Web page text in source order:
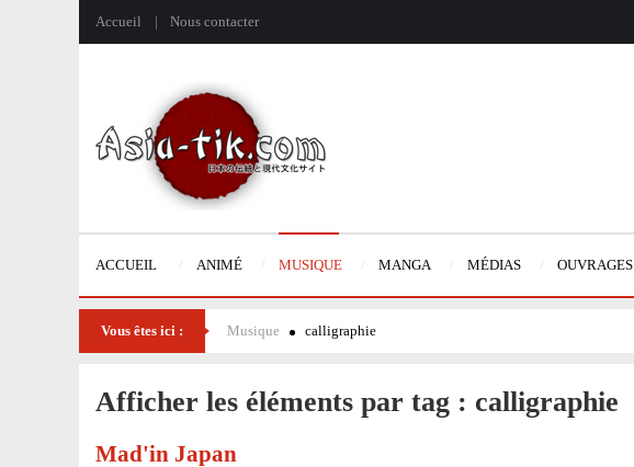
Accueil Nous contacter
ACCUEIL ANIMÉ MUSIQUE MANGA MÉDIAS OUVRAGES
Vous êtes ici : Musique calligraphie
Afficher les éléments par tag : calligraphie
Mad'in Japan